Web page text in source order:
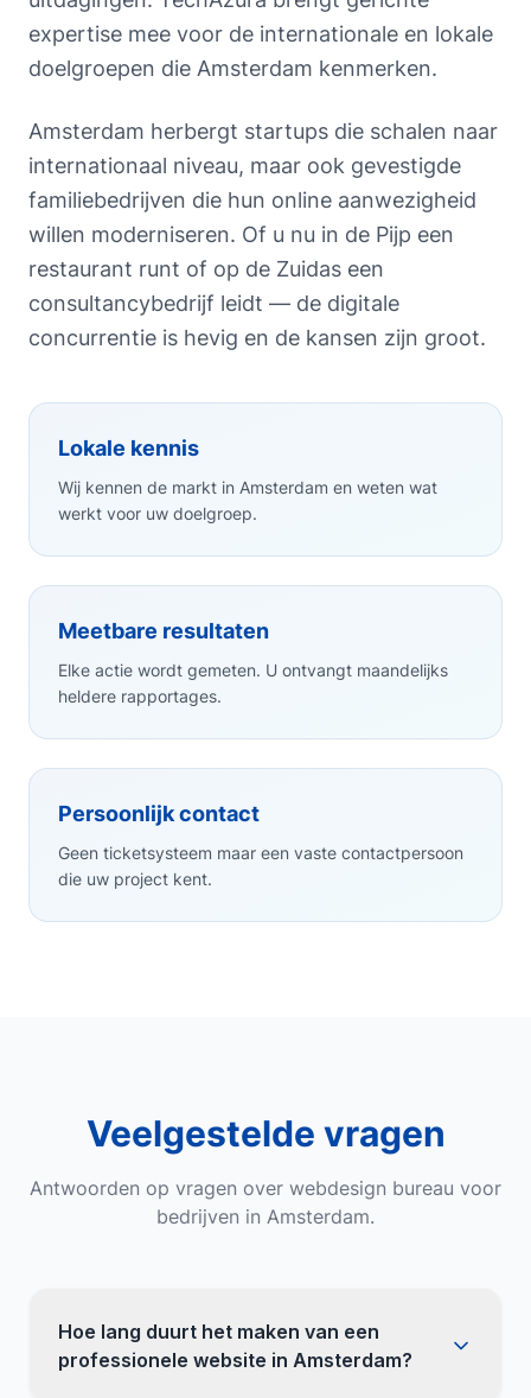
expertise mee voor de internationale en lokale
doelgroepen die Amsterdam kenmerken.
Amsterdam herbergt startups die schalen naar
internationaal niveau, maar ook gevestigde
familiebedrijven die hun online aanwezigheid
willen moderniseren. Of u nu in de Pijp een
restaurant runt of op de Zuidas een
consultancybedrijf leidt — de digitale
concurrentie is hevig en de kansen zijn groot.
Lokale kennis
Wij kennen de markt in Amsterdam en weten wat
werkt voor uw doelgroep.
Meetbare resultaten
Elke actie wordt gemeten. U ontvangt maandelijks
heldere rapportages.
Persoonlijk contact
Geen ticketsysteem maar een vaste contactpersoon
die uw project kent.
Veelgestelde vragen
Antwoorden op vragen over webdesign bureau voor
bedrijven in Amsterdam.
Hoe lang duurt het maken van een
professionele website in Amsterdam?